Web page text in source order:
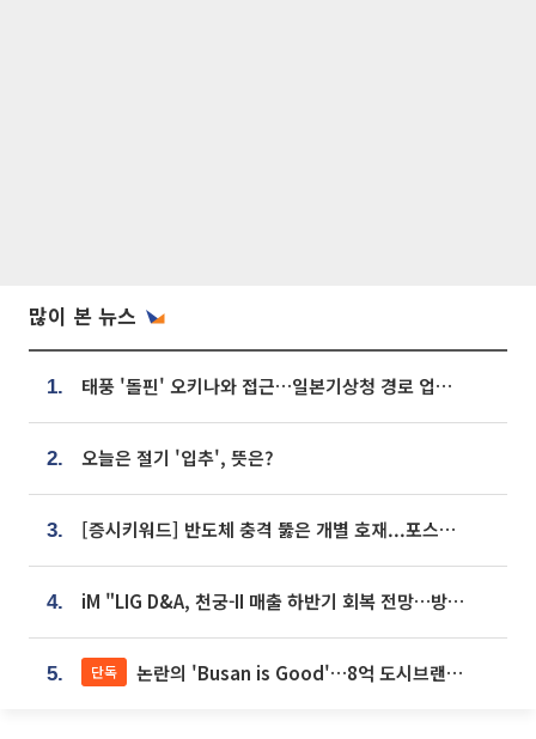
많이 본 뉴스
1. 태풍 '돌핀' 오키나와 접근…일본기상청 경로 업데이트
2. 오늘은 절기 '입추', 뜻은?
3. [증시키워드] 반도체 충격 뚫은 개별 호재...포스코퓨처엠·에코프로·한화솔루션 '눈길'
4. iM "LIG D&A, 천궁-II 매출 하반기 회복 전망…방산 톱픽 유지"
5. 단독 논란의 'Busan is Good'…8억 도시브랜드, 용산 대통령실 CI 업체가 수행